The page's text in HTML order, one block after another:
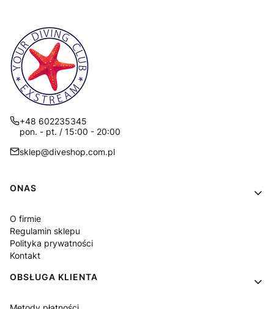
+48 602235345
pon. - pt. / 15:00 - 20:00
sklep@diveshop.com.pl
Linki w stopce
ONAS
O firmie
Regulamin sklepu
Polityka prywatności
Kontakt
OBSŁUGA KLIENTA